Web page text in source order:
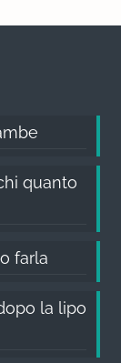
quanto
farla
la lipo